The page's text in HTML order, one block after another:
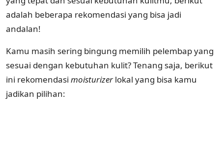
adalah beberapa rekomendasi yang bisa jadi
andalan!
Kamu masih sering bingung memilih pelembap yang
sesuai dengan kebutuhan kulit? Tenang saja, berikut
ini rekomendasi moisturizerlokal yang bisa kamu
jadikan pilihan: